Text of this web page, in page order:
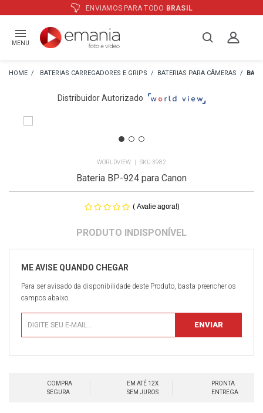
ATÉ12X E PREÇO ESPECIAL
MENU
BATERIAS CARREGADORES E GRIPS BATERIAS PARA CÂMERAS
Distribuidor Autorizado
WORLDVIEW 3982
Bateria BP-924 para Canon
( Avalie agora!)
Para ser avisado da disponibilidade deste Produto, basta preencher os
campos abaixo.
COMPRA
SEGURA
EM ATÉ 12X
SEM JUROS
PRONTA
ENTREGA